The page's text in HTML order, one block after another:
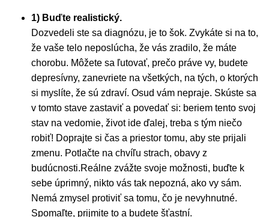
1) Buďte realistický.
Dozvedeli ste sa diagnózu, je to šok. Zvykáte si na to,
že vaše telo neposlúcha, že vás zradilo, že máte
chorobu. Môžete sa ľutovať, prečo práve vy, budete
depresívny, zanevriete na všetkých, na tých, o ktorých
si myslíte, že sú zdraví. Osud vám nepraje. Skúste sa
v tomto stave zastaviť a povedať si: beriem tento svoj
stav na vedomie, život ide ďalej, treba s tým niečo
robiť! Doprajte si čas a priestor tomu, aby ste prijali
zmenu. Potlačte na chvíľu strach, obavy z
budúcnosti.Reálne zvážte svoje možnosti, buďte k
sebe úprimný, nikto vás tak nepozná, ako vy sám.
Nemá zmysel protiviť sa tomu, čo je nevyhnutné.
Spomaľte, prijmite to a budete šťastní.